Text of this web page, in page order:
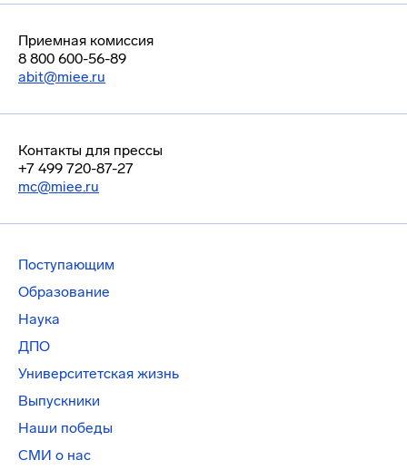
Приемная комиссия
8 800 600-56-89
abit@miee.ru
Контакты для прессы
+7 499 720-87-27
mc@miee.ru
Поступающим
Образование
Наука
ДПО
Университетская жизнь
Выпускники
Наши победы
СМИ о нас